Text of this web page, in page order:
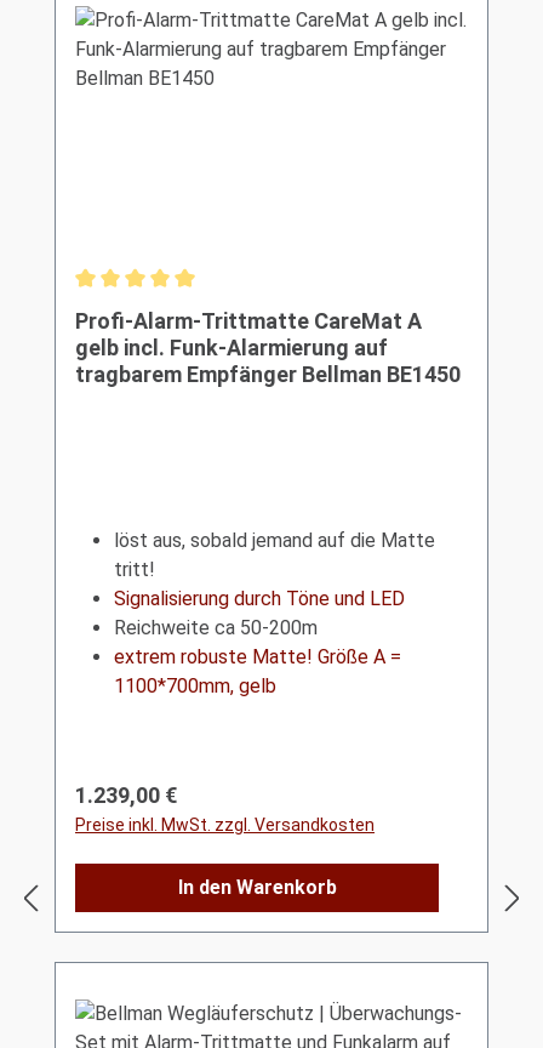
Durchschnittliche Bewertung von 5 von 5 Sternen
Profi-Alarm-Trittmatte CareMat A
gelb incl. Funk-Alarmierung auf
tragbarem Empfänger Bellman BE1450
löst aus, sobald jemand auf die Matte
tritt!
Signalisierung durch Töne und LED
Reichweite ca 50-200m
extrem robuste Matte! Größe A =
1100*700mm, gelb
Regulärer Preis:
1.239,00 €
Preise inkl. MwSt. zzgl. Versandkosten
In den Warenkorb